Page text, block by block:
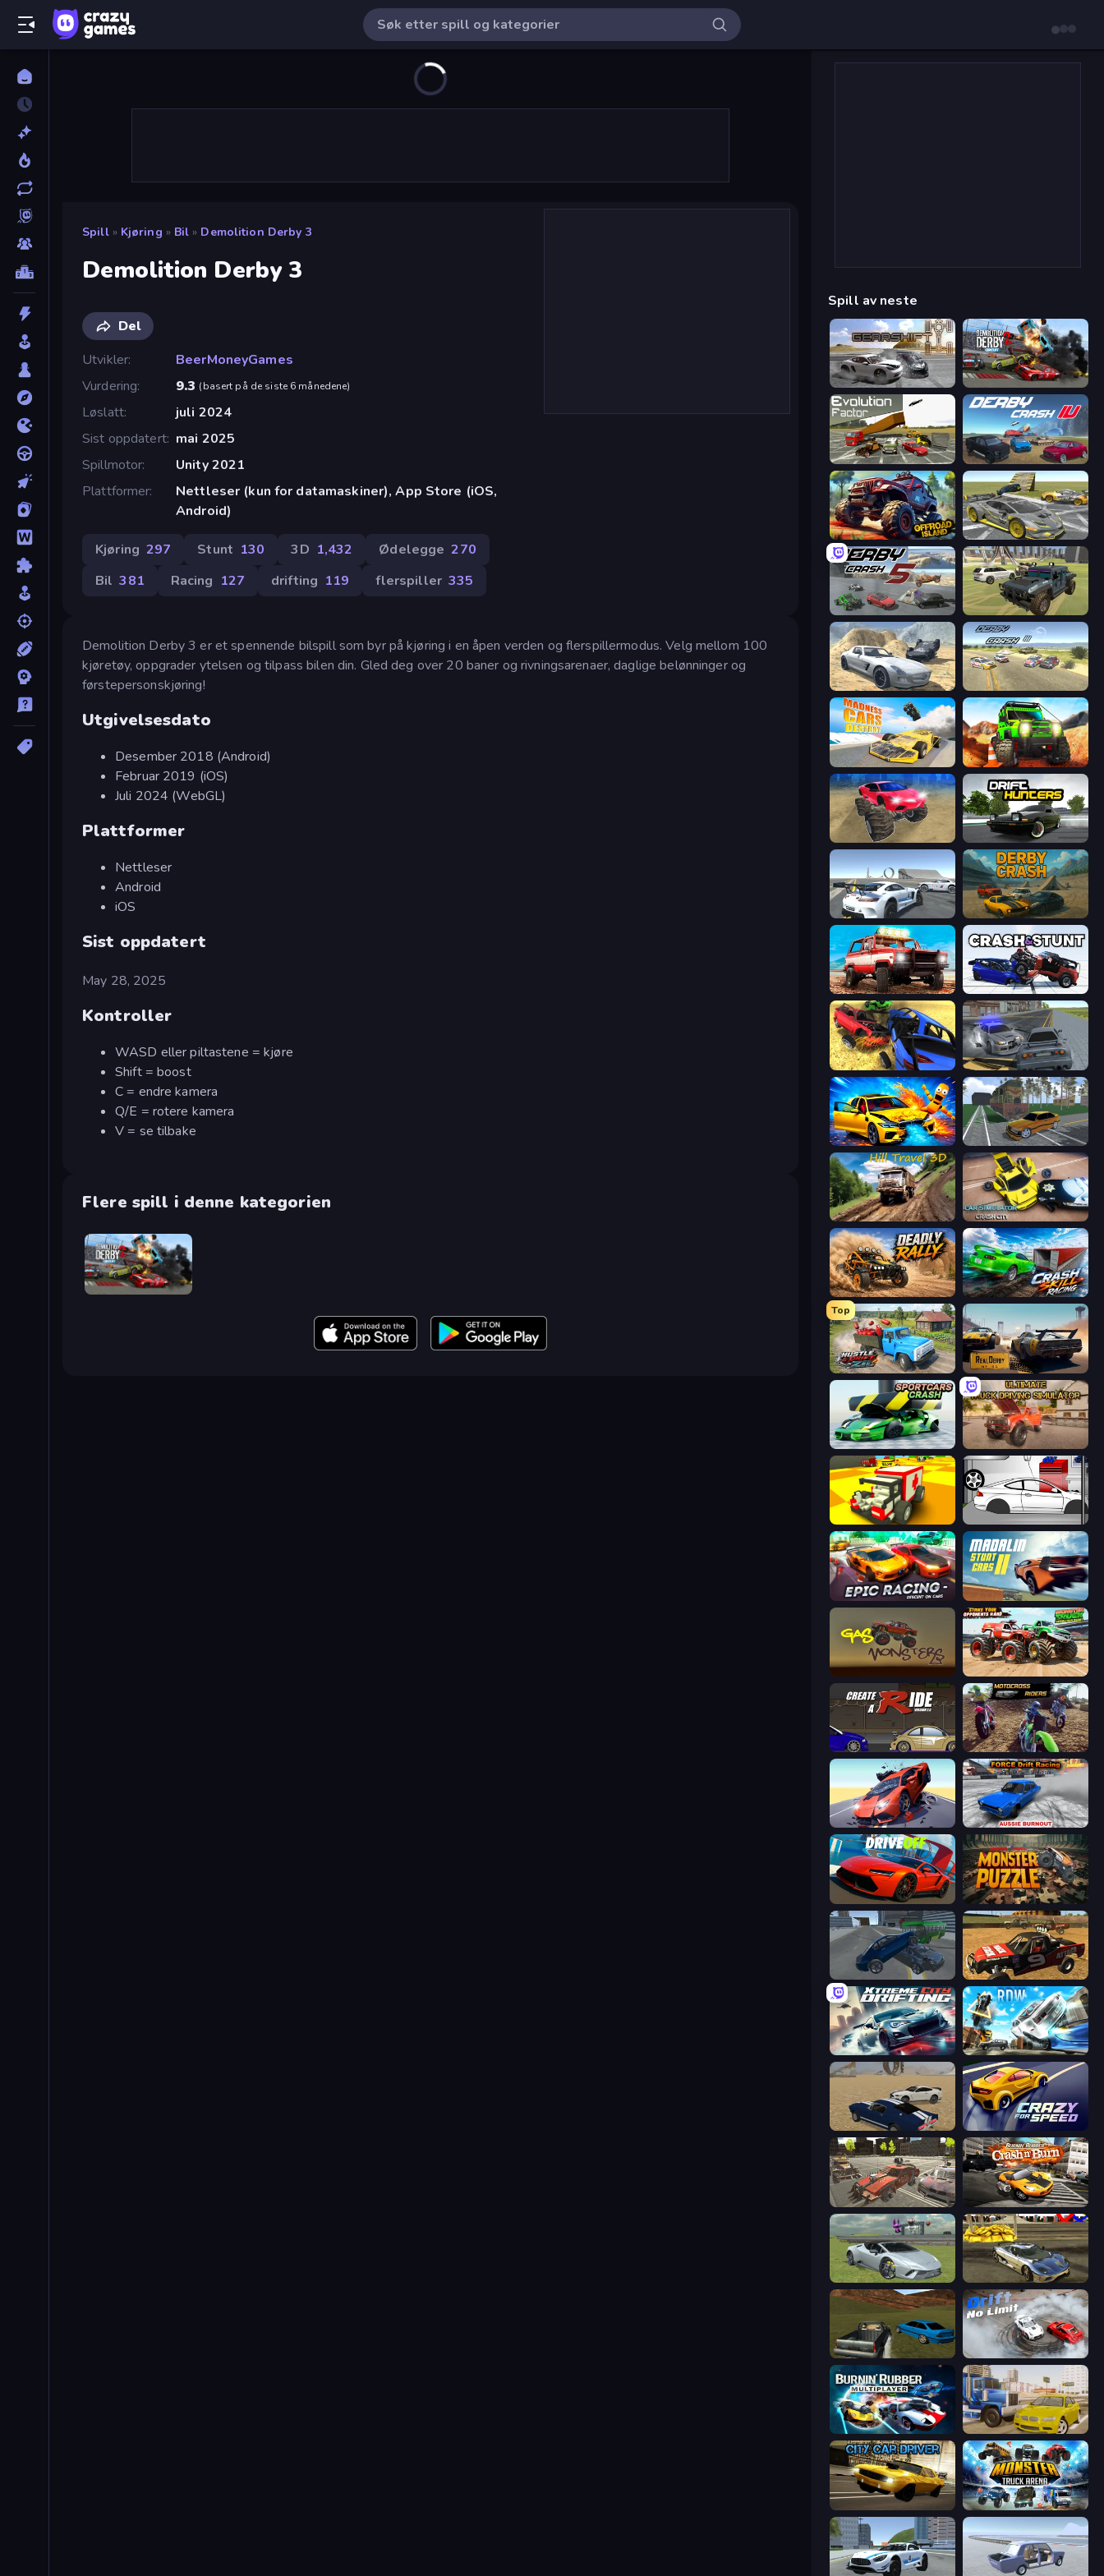
Spill » Kjøring » Bil » Demolition Derby 3
Demolition Derby 3
Del
Utvikler
BeerMoneyGames
Vurdering
9.3 (basert på de siste 6 månedene)
Løslatt
juli 2024
Sist oppdatert mai 2025
Spillmotor
Unity 2021
Plattformer
Nettleser (kun for datamaskiner), App Store (iOS,
Android)
Kjøring 297 Stunt 130 3D 1,432 Ødelegge 270
Bil 381 Racing 127 drifting 119 flerspiller 335
Demolition Derby 3 er et spennende bilspill som byr på kjøring i en åpen verden og flerspillermodus. Velg mellom 100
kjøretøy, oppgrader ytelsen og tilpass bilen din. Gled deg over 20 baner og rivningsarenaer, daglige belønninger og
førstepersonskjøring!
Utgivelsesdato
Desember 2018 (Android)
Februar 2019 (iOS)
Juli 2024 (WebGL)
Plattformer
Nettleser
Android
iOS
Sist oppdatert
May 28, 2025
Kontroller
WASD eller piltastene = kjøre
Shift = boost
C = endre kamera
Q/E = rotere kamera
V = se tilbake
Flere spill i denne kategorien
Demolition Derby 2
Spill av neste
Gearshift One Demolition Derby 2
Evolution Factor Derby Crash 4
Offroad Island Wrong Way
Derby Crash 5 4x4 Offroader
Derby Crash 2 Derby Crash 3
Madness Cars Destroy Offroad Life 3D
Drift Hunters
Derby Crash
Offroad Masters Challenge Crash & Stunt
Car Crash Simulator Royale RCC City Racing
BMG: Ragdoll Playground Obby: Car Crash Sandbox
Hill Travel 3D Car Simulator: Crash City
Deadly Rally Crash Skill Racing
Top
Hustle & Drift in ZIL RealDerby - Crash Day
Sportcars Crash Ultimate Truck Driving Simulator 2020
Drag Racer V2
Epic Racing - Descent on Cars Madalin Stunt Cars 2
Monster Truck Demolition Derby
Create-A-Ride MotoCross Riders
Hyper Cars Ramp Crash Force Drift Racing: Aussie Burnout
DriveOff Monster Puzzle
Offroader V6 Offroad Dirt Racing 3D
Xtreme City Drifting Real Drift World
Crazy Stunt Cars Crazy for Speed
Battle Cars 3D Burnin' Rubber Crash n' Burn
Sports Cars Driver Crazy Car Stunts 3D
RCC Stunt Cars Drift No Limit
Crazy Car Stunts
City Car Driver Monster Truck Arena